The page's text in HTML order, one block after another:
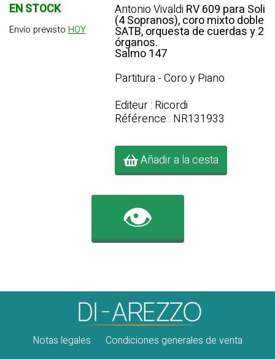
EN STOCK
Envío previsto HOY
Antonio Vivaldi RV 609 para Soli
(4 Sopranos), coro mixto doble
SATB, orquesta de cuerdas y 2
órganos.
Salmo 147
Partitura - Coro y Piano
Editeur : Ricordi
Référence : NR131933
Añadir a la cesta
👁️
Notas legales Condiciones generales de venta